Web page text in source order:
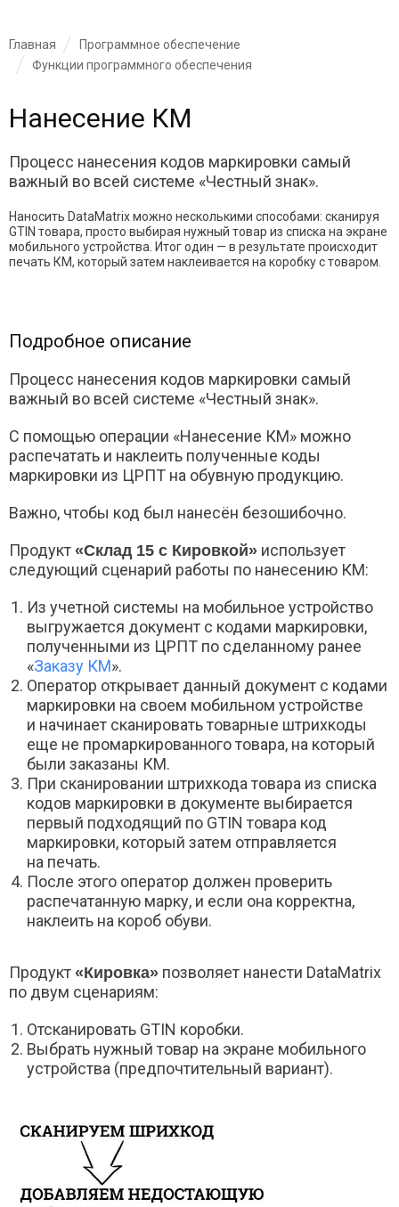
Главная
Программное обеспечение
Функции программного обеспечения
Нанесение КМ
Процесс нанесения кодов маркировки самый
важный во всей системе «Честный знак».
Наносить DataMatrix можно несколькими способами: сканируя
GTIN товара, просто выбирая нужный товар из списка на экране
мобильного устройства. Итог один — в результате происходит
печать КМ, который затем наклеивается на коробку с товаром.
Подробное описание
Процесс нанесения кодов маркировки самый
важный во всей системе «Честный знак».
С помощью операции «Нанесение КМ» можно
распечатать и наклеить полученные коды
маркировки из ЦРПТ на обувную продукцию.
Важно, чтобы код был нанесён безошибочно.
Продукт «Склад 15 с Кировкой» использует
следующий сценарий работы по нанесению КМ:
Из учетной системы на мобильное устройство
выгружается документ с кодами маркировки,
полученными из ЦРПТ по сделанному ранее
«Заказу КМ».
Оператор открывает данный документ с кодами
маркировки на своем мобильном устройстве
и начинает сканировать товарные штрихкоды
еще не промаркированного товара, на который
были заказаны КМ.
При сканировании штрихкода товара из списка
кодов маркировки в документе выбирается
первый подходящий по GTIN товара код
маркировки, который затем отправляется
на печать.
После этого оператор должен проверить
распечатанную марку, и если она корректна,
наклеить на короб обуви.
Продукт «Кировка» позволяет нанести DataMatrix
по двум сценариям:
Отсканировать GTIN коробки.
Выбрать нужный товар на экране мобильного
устройства (предпочтительный вариант).